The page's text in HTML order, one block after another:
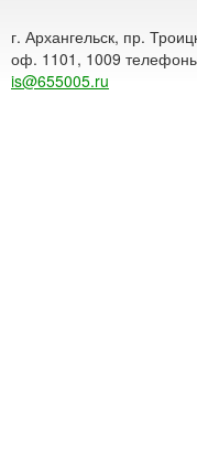
г. Архангельск, пр.
оф. 1101, 1009
is@655005.ru